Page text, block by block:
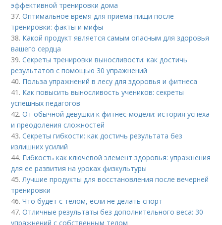
эффективной тренировки дома
37.Оптимальное время для приема пищи после
тренировки: факты и мифы
38. Какой продукт является самым опасным для здоровья
вашего сердца
39.Секреты тренировки выносливости: как достичь
результатов с помощью 30 упражнений
40. Польза упражнений в лесу для здоровья и фитнеса
41. Как повысить выносливость учеников: секреты
успешных педагогов
42.От обычной девушки к фитнес-модели: история успеха
и преодоления сложностей
43.Секреты гибкости: как достичь результата без
излишних усилий
44. Гибкость как ключевой элемент здоровья: упражнения
для ее развития на уроках физкультуры
45.Лучшие продукты для восстановления после вечерней
тренировки
46.Что будет с телом, если не делать спорт
47.Отличные результаты без дополнительного веса: 30
упражнений с собственным телом